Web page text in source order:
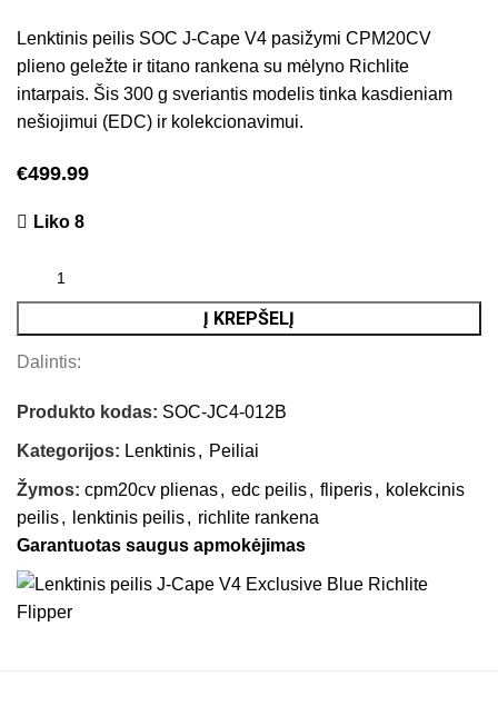
Lenktinis peilis SOC J-Cape V4 pasižymi CPM20CV
plieno geležte ir titano rankena su mėlyno Richlite
intarpais. Šis 300 g sveriantis modelis tinka kasdieniam
nešiojimui (EDC) ir kolekcionavimui.
€499.99
Liko 8
Į KREPŠELĮ
Dalintis:
Produkto kodas: SOC-JC4-012B
Kategorijos: Lenktinis, Peiliai
Žymos: cpm20cv plienas, edc peilis, fliperis, kolekcinis
peilis, lenktinis peilis, richlite rankena
Garantuotas saugus apmokėjimas